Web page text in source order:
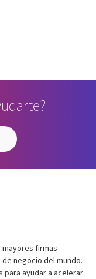
mayores firmas
negocio del mundo.
para ayudar a acelerar